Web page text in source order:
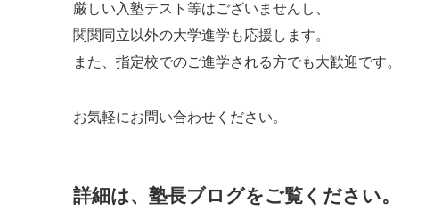
厳しい入塾テスト等はございませんし、
関関同立以外の大学進学も応援します。
また、指定校でのご進学される方でも大歓迎です。
お気軽にお問い合わせください。
詳細は、塾長ブログをご覧ください。